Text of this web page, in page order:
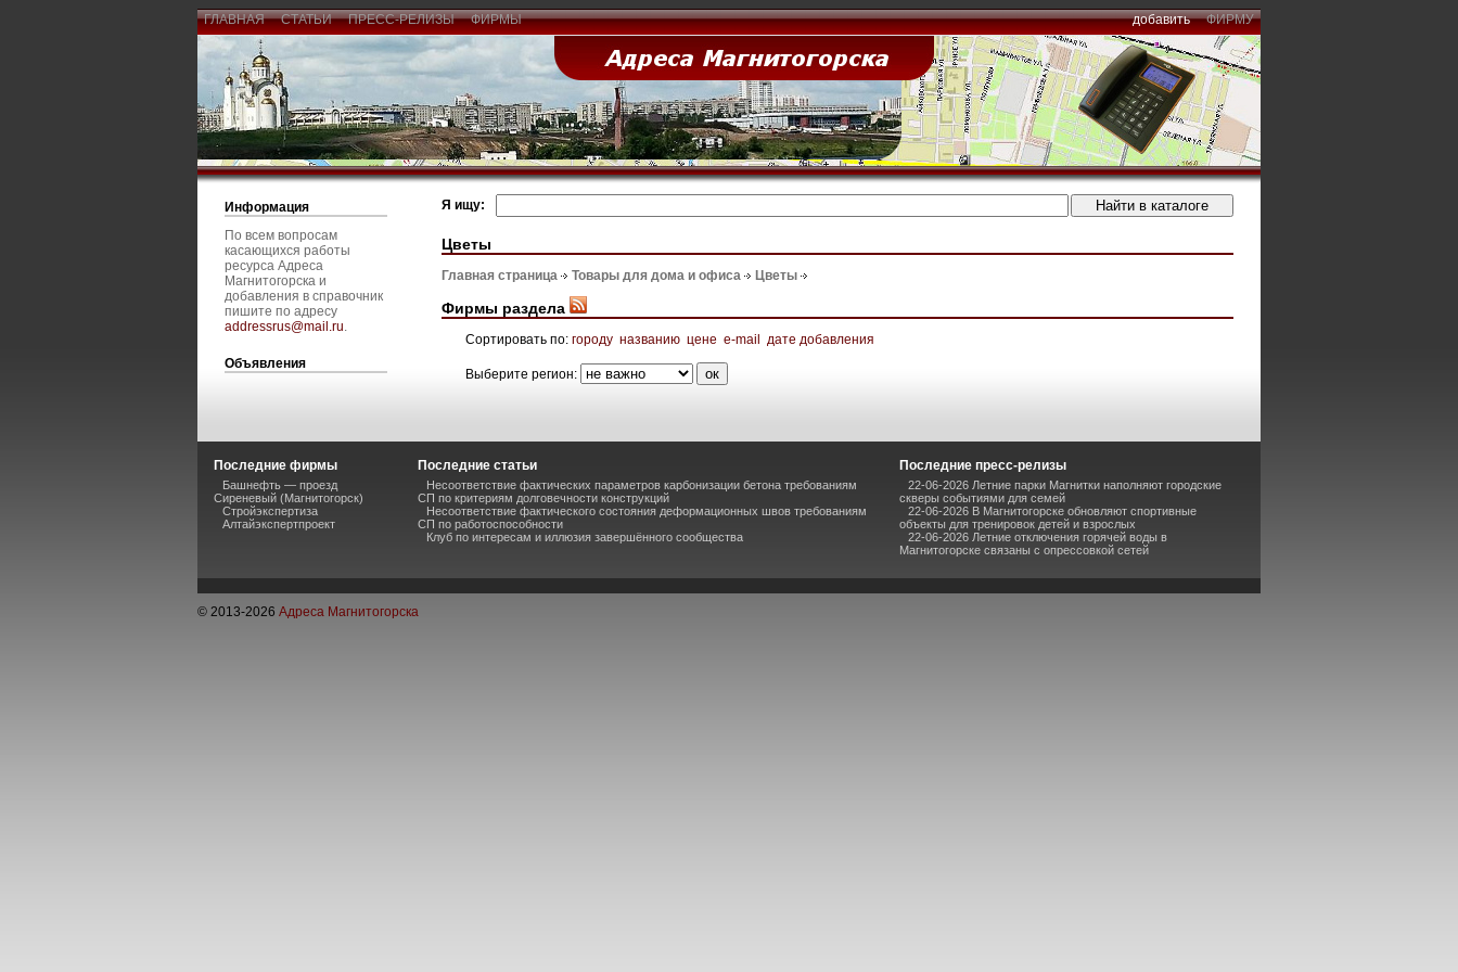
ГЛАВНАЯ СТАТЬИ ПРЕСС-РЕЛИЗЫ ФИРМЫ добавить ФИРМУ
Информация
По всем вопросам
касающихся работы
ресурса Адреса
Магнитогорска и
добавления в справочник
пишите по адресу
addressrus@mail.ru.
Объявления
Я ищу:
Цветы
Главная страница Товары для дома и офиса Цветы
Фирмы раздела
Сортировать по: городу названию цене e-mail дате добавления
Выберите регион:
Последние фирмы
Башнефть — проезд
Сиреневый (Магнитогорск)
Стройэкспертиза
Алтайэкспертпроект
Последние статьи
Несоответствие фактических параметров карбонизации бетона требованиям
СП по критериям долговечности конструкций
Несоответствие фактического состояния деформационных швов требованиям
СП по работоспособности
Клуб по интересам и иллюзия завершённого сообщества
Последние пресс-релизы
22-06-2026 Летние парки Магнитки наполняют городские
скверы событиями для семей
22-06-2026 В Магнитогорске обновляют спортивные
объекты для тренировок детей и взрослых
22-06-2026 Летние отключения горячей воды в
Магнитогорске связаны с опрессовкой сетей
© 2013-2026 Адреса Магнитогорска